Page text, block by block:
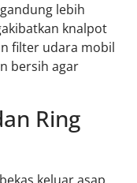
lebih
knalpot
filter udara mobil
bersih agar
Ring